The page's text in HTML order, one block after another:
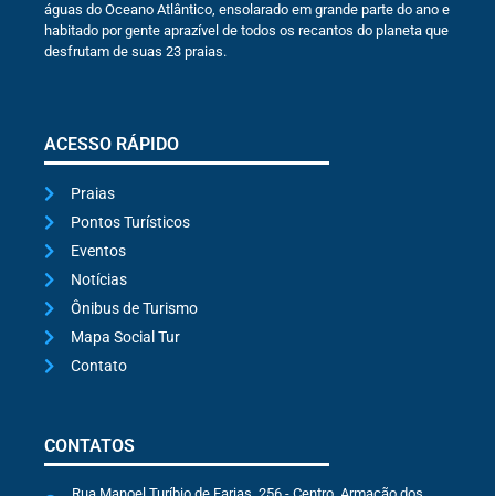
águas do Oceano Atlântico, ensolarado em grande parte do ano e
habitado por gente aprazível de todos os recantos do planeta que
desfrutam de suas 23 praias.
ACESSO RÁPIDO
Praias
Pontos Turísticos
Eventos
Notícias
Ônibus de Turismo
Mapa Social Tur
Contato
CONTATOS